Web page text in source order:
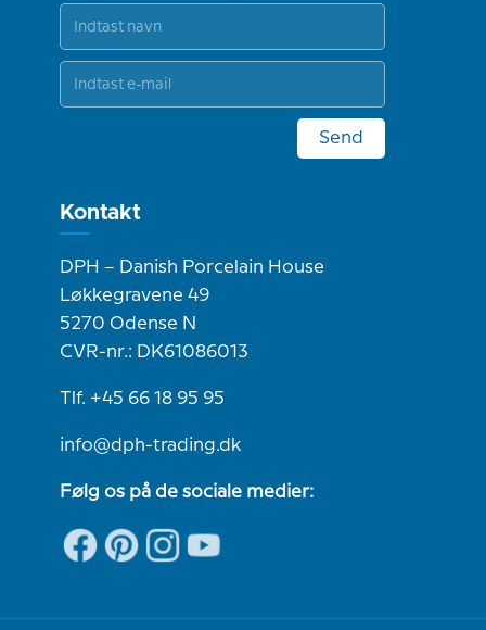
Send
Kontakt
DPH – Danish Porcelain House
Løkkegravene 49
5270 Odense N
CVR-nr.: DK61086013
Tlf. +45 66 18 95 95
info@dph-trading.dk
Følg os på de sociale medier: